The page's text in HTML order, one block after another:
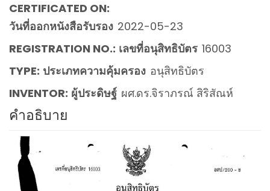
CERTIFICATED ON:
วันที่ออกหนังสือรับรอง 2022-05-23
REGISTRATION NO.: เลขที่อนุสิทธิบัตร 16003
TYPE: ประเภทความคุ้มครอง อนุสิทธิบัตร
INVENTOR: ผู้ประดิษฐ์ ผศ.ดร.จิราภรณ์ สิริสัณห์
คำอธิบาย